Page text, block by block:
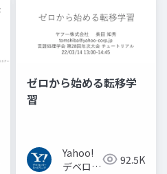
ゼロから始める転移学
習
Yahoo!
デベロッ
92.5K